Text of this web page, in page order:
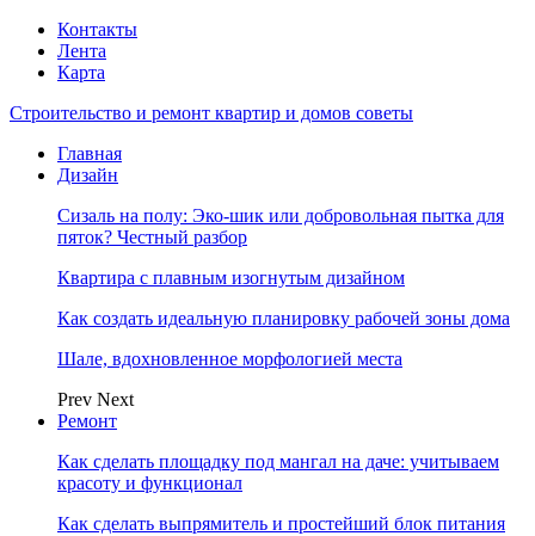
Контакты
Лента
Карта
Строительство и ремонт квартир и домов советы
Главная
Дизайн
Сизаль на полу: Эко-шик или добровольная пытка для
пяток? Честный разбор
Квартира с плавным изогнутым дизайном
Как создать идеальную планировку рабочей зоны дома
Шале, вдохновленное морфологией места
Prev Next
Ремонт
Как сделать площадку под мангал на даче: учитываем
красоту и функционал
Как сделать выпрямитель и простейший блок питания